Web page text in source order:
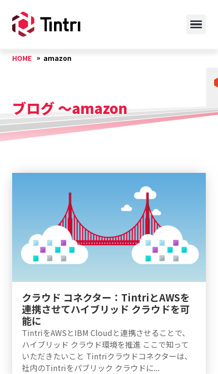
HOME amazon
ブログ ～amazon
クラウド コネクター：TintriとAWSを
連携させてハイブリッド クラウドを可
能に
TintriをAWSとIBM Cloudと連携させることで、
ハイブリッド クラウド環境を推進 ここで知って
いただきたいこと Tintriクラウドコネクターは、
社内のTintriをパブリック クラウドに...